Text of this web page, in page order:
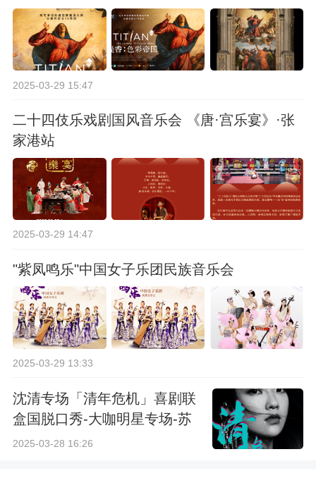
2025-03-29 15:47
二十四伎乐戏剧国风音乐会 《唐·宫乐宴》·张
家港站
2025-03-29 14:47
"紫凤鸣乐"中国女子乐团民族音乐会
2025-03-29 13:33
沈清专场「清年危机」喜剧联
盒国脱口秀-大咖明星专场-苏
州站
2025-03-28 16:26